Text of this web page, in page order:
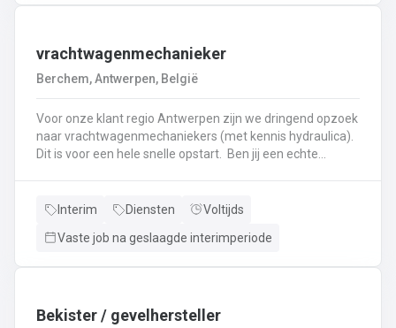
vrachtwagenmechanieker
Berchem, Antwerpen, België
Voor onze klant regio Antwerpen zijn we dringend opzoek
naar vrachtwagenmechaniekers (met kennis hydraulica).
Dit is voor een hele snelle opstart. Ben jij een echte
Dan ben jij de persoon die wij zoeken!
Interim Diensten
Voltijds
Vaste job na geslaagde interimperiode
Bekister / gevelhersteller